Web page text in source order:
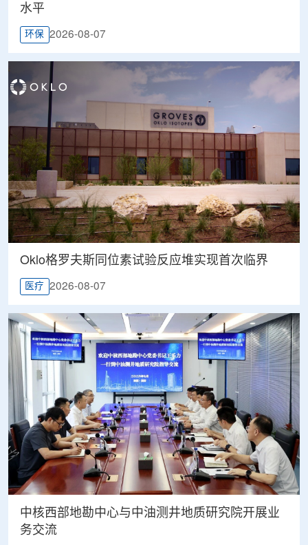
水平
环保 2026-08-07
Oklo格罗夫斯同位素试验反应堆实现首次临界
医疗 2026-08-07
中核西部地勘中心与中油测井地质研究院开展业
务交流